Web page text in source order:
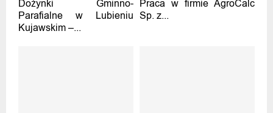
Dożynki Gminno-
Parafialne w Lubieniu
Kujawskim –...
Praca w firmie AgroCalc
Sp. z...